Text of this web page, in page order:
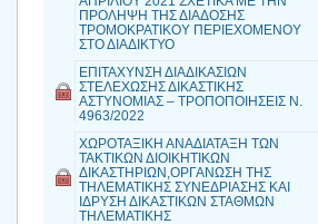
ΠΡΟΛΗΨΗ ΤΗΣ ΔΙΑΔΟΣΗΣ
ΤΡΟΜΟΚΡΑΤΙΚΟΥ ΠΕΡΙΕΧΟΜΕΝΟΥ
ΣΤΟ ΔΙΑΔΙΚΤΥΟ
ΕΠΙΤΑΧΥΝΣΗ ΔΙΑΔΙΚΑΣΙΩΝ
ΣΤΕΛΕΧΩΣΗΣ ΔΙΚΑΣΤΙΚΗΣ
ΑΣΤΥΝΟΜΙΑΣ – ΤΡΟΠΟΠΟΙΗΣΕΙΣ Ν.
4963/2022
ΧΩΡΟΤΑΞΙΚΗ ΑΝΑΔΙΑΤΑΞΗ ΤΩΝ
ΤΑΚΤΙΚΩΝ ΔΙΟΙΚΗΤΙΚΩΝ
ΔΙΚΑΣΤΗΡΙΩΝ,ΟΡΓΑΝΩΣΗ ΤΗΣ
ΤΗΛΕΜΑΤΙΚΗΣ ΣΥΝΕΔΡΙΑΣΗΣ ΚΑΙ
ΙΔΡΥΣΗ ΔΙΚΑΣΤΙΚΩΝ ΣΤΑΘΜΩΝ
ΤΗΛΕΜΑΤΙΚΗΣ